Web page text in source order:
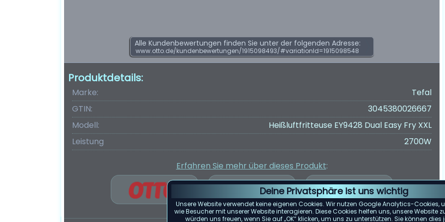
Deine Privatsphäre ist uns wichtig
Unsere Website verwendet keine eigenen Cookies. Wir nutzen Google Analytics-Cookies,
wie Besucher mit unserer Website interagieren. Diese Cookies helfen uns, unsere Website
würden uns freuen, wenn Sie auf „OK“ klicken, um uns zu unterstützen. Sie können
Alle Kundenbewertungen finden Sie unter der folgenden Adresse:
www.otto.de/kundenbewertungen/1915098493/#variationId=1915098548
Produktdetails:
Marke:
Tefal
GTIN:
3045380026667
Modell:
Heißluftfritteuse EY9428 Dual Easy Fry XXL
Leistung
2700W
Erfahren Sie mehr über dieses Produkt: